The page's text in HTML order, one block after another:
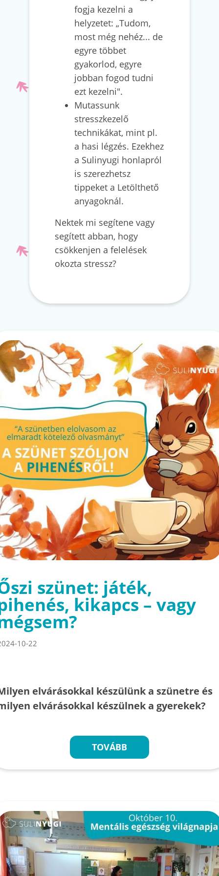
fogja kezelni a
helyzetet: „Tudom,
most még nehéz... de
egyre többet
gyakorlod, egyre
jobban fogod tudni
ezt kezelni".
Mutassunk
stresszkezelő
technikákat, mint pl.
a hasi légzés. Ezekhez
a Sulinyugi honlapról
is szerezhetsz
tippeket a Letölthető
anyagoknál.
Nektek mi segítene vagy
segített abban, hogy
csökkenjen a felelések
okozta stressz?
szünet: játék,
kikapcs – vagy
10-22
elvárásokkal készülünk a szünetre és
elvárásokkal készülnek a gyerekek?
TOVÁBB